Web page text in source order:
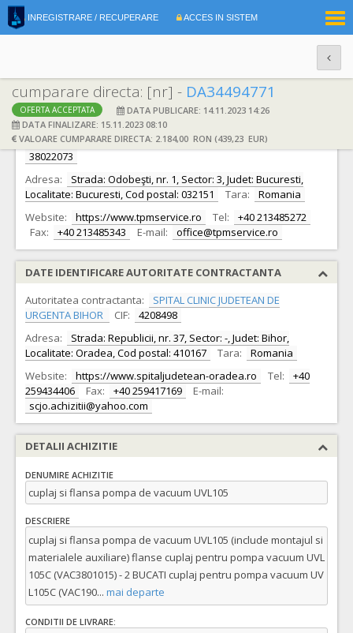
INREGISTRARE / RECUPERARE ACCES IN SISTEM
cumparare directa: [nr] - DA34494771
OFERTA ACCEPTATA
DATA PUBLICARE: 14.11.2023 14:26
DATA FINALIZARE: 15.11.2023 08:10
VALOARE CUMPARARE DIRECTA: 2.184,00 RON (439,23 EUR)
DATE IDENTIFICARE OFERTANT
Ofertant: S.C. Tehnoplus Medical Service S.R.L.
CIF:
38022073
Adresa:
Strada: Odobeşti, nr. 1, Sector: 3, Judet: Bucuresti,
Localitate: Bucuresti, Cod postal: 032151
Tara:
Romania
Website:
https://www.tpmservice.ro Tel:
+40 213485272
Fax:
+40 213485343 E-mail: office@tpmservice.ro
DATE IDENTIFICARE AUTORITATE CONTRACTANTA
Autoritatea contractanta:
SPITAL CLINIC JUDETEAN DE
URGENTA BIHOR
CIF:
4208498
Adresa:
Strada: Republicii, nr. 37, Sector: -, Judet: Bihor,
Localitate: Oradea, Cod postal: 410167
Tara:
Romania
Website:
https://www.spitaljudetean-oradea.ro Tel:
+40
259434406
Fax: +40 259417169
E-mail:
scjo.achizitii@yahoo.com
DETALII ACHIZITIE
DENUMIRE ACHIZITIE
cuplaj si flansa pompa de vacuum UVL105
DESCRIERE
cuplaj si flansa pompa de vacuum UVL105 (include montajul si
materialele auxiliare) flanse cuplaj pentru pompa vacuum UVL
105C (VAC3801015) - 2 BUCATI cuplaj pentru pompa vacuum UV
L105C (VAC190... mai departe
CONDITII DE LIVRARE: